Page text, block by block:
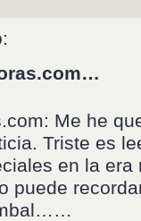
Me he
Triste es
en la era
puede